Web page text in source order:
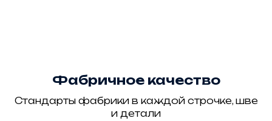
Фабричное качество
Стандарты фабрики в каждой строчке, шве
и детали